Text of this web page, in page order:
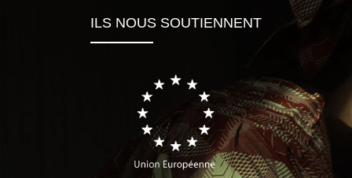
ILS NOUS SOUTIENNENT